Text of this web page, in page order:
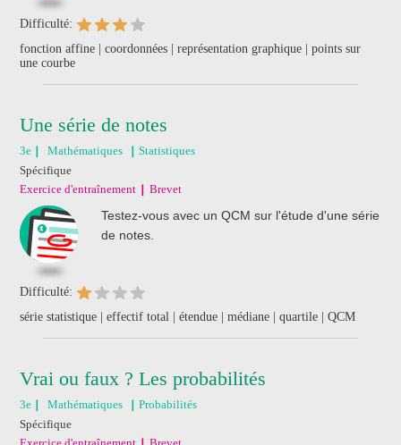
Difficulté:
fonction affine | coordonnées | représentation graphique | points sur
une courbe
Une série de notes
3e Mathématiques
Statistiques
Spécifique
Exercice d'entraînement
Brevet
Testez-vous avec un QCM sur l'étude d'une série
de notes.
Difficulté:
série statistique | effectif total | étendue | médiane | quartile | QCM
Vrai ou faux ? Les probabilités
3e Mathématiques
Probabilités
Spécifique